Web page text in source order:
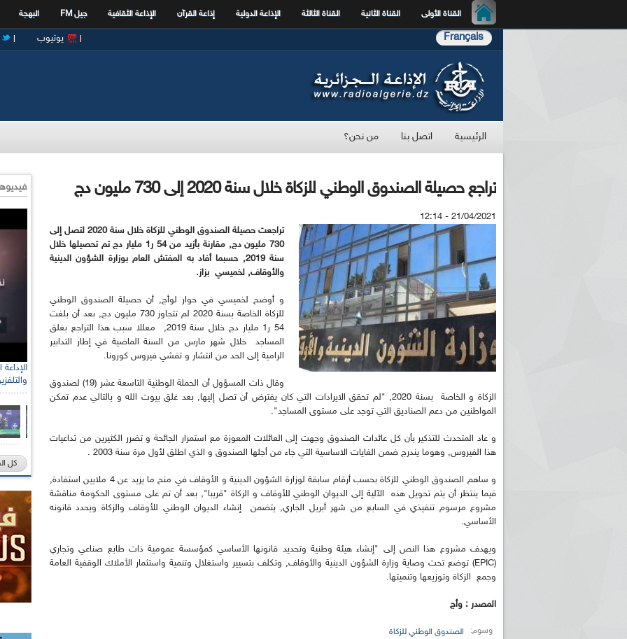
القناة الأولى القناة الثانية القناة الثالثة الإذاعة الدولية إذاعة القرآن الإذاعة الثقافية جيل FM البهجة
Français يوتيوب
الرئيسية اتصل بنا من نحن؟
تراجع حصيلة الصندوق الوطني للزكاة خلال سنة 2020 إلى 730 مليون دج
21/04/2021 - 12:14
تراجعت حصيلة الصندوق الوطني للزكاة خلال سنة 2020 لتصل إلى
730 مليون دج, مقارنة بأزيد من 54 ر1 مليار دج تم تحصيلها خلال
سنة 2019, حسبما أفاد به المفتش العام بوزارة الشؤون الدينية
والأوقاف, لخميسي بزاز.
و أوضح لخميسي في حوار لوأج, أن حصيلة الصندوق الوطني
للزكاة الخاصة بسنة 2020 لم تتجاوز 730 مليون دج, بعد أن بلغت
54 ر1 مليار دج خلال سنة 2019, معللا سبب هذا التراجع بغلق
المساجد خلال شهر مارس من السنة الماضية في إطار التدابير
الرامية إلى الحد من انتشار و تفشي فيروس كورونا.
وقال ذات المسؤول أن الحملة الوطنية التاسعة عشر (19) لصندوق
الزكاة و الخاصة بسنة 2020, "لم تحقق الايرادات التي كان يفترض أن تصل إليها, بعد غلق بيوت الله و بالتالي عدم تمكن
المواطنين من دعم الصناديق التي توجد على مستوى المساجد".
و عاد المتحدث للتذكير بأن كل عائدات الصندوق وجهت إلى العائلات المعوزة مع استمرار الجائحة و تضرر الكثيرين من تداعيات
هذا الفيروس, وهوما يندرج ضمن الغايات الاساسية التي جاء من أجلها الصندوق و الذي اطلق لأول مرة سنة 2003 .
و ساهم الصندوق الوطني للزكاة بحسب أرقام سابقة لوزارة الشؤون الدينية و الأوقاف في منح ما يزيد عن 4 ملايين استفادة,
فيما ينتظر أن يتم تحويل هذه الآلية إلى الديوان الوطني للأوقاف و الزكاة "قريبا", بعد أن تم على مستوى الحكومة مناقشة
مشروع مرسوم تنفيذي في السابع من شهر أبريل الجاري, يتضمن إنشاء الديوان الوطني للأوقاف والزكاة ويحدد قانونه
الأساسي.
ويهدف مشروع هذا النص إلى "إنشاء هيئة وطنية وتحديد قانونها الأساسي كمؤسسة عمومية ذات طابع صناعي وتجاري
(EPIC) توضع تحت وصاية وزارة الشؤون الدينية والأوقاف, وتكلف بتسيير واستغلال وتنمية واستثمار الأملاك الوقفية العامة
وجمع الزكاة وتوزيعها وتنميتها.
المصدر : وأج
وسوم: الصندوق الوطني للزكاة
كل